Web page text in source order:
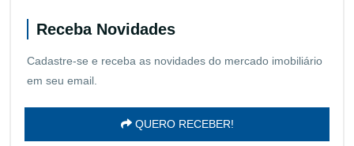
Receba Novidades
Cadastre-se e receba as novidades do mercado imobiliário
em seu email.
QUERO RECEBER!